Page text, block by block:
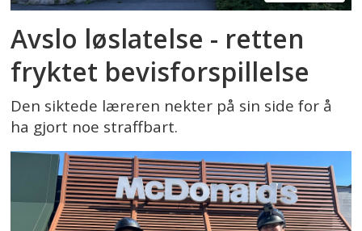
Avslo løslatelse - retten
fryktet bevisforspillelse
Den siktede læreren nekter på sin side for å
ha gjort noe straffbart.